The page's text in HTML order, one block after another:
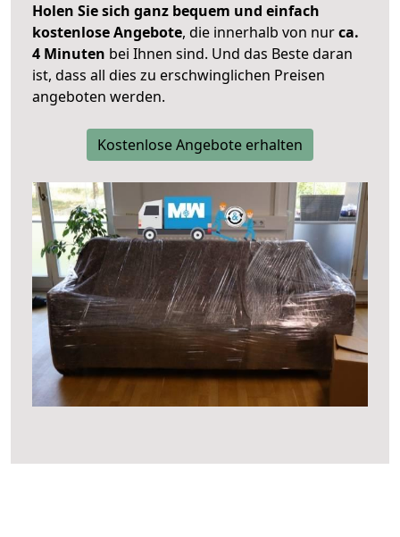
Holen Sie sich ganz bequem und einfach
kostenlose Angebote, die innerhalb von nurca.
4 Minuten bei Ihnen sind. Und das Beste daran
ist, dass all dies zu erschwinglichen Preisen
angeboten werden.
Kostenlose Angebote erhalten